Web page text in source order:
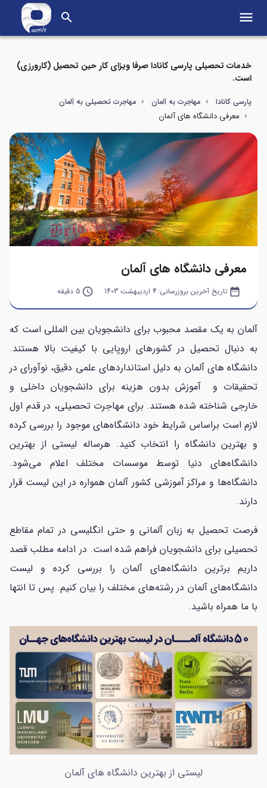
search menu
خدمات تحصیلی پارسی کانادا صرفا ویزای کار حین تحصیل (کارورزی)
است.
پارسی کانادا مهاجرت به آلمان مهاجرت تحصیلی به آلمان
معرفی دانشگاه های آلمان
معرفی دانشگاه های آلمان
date_range تاریخ آخرین بروزرسانی:4 اردیبهشت 1403 query_builder 5 دقیقه
آلمان به یک مقصد محبوب برای دانشجویان بین المللی است که
به دنبال تحصیل در کشورهای اروپایی با کیفیت بالا هستند.
دانشگاه های آلمان به دلیل استانداردهای علمی دقیق، نوآورای در
تحقیقات و آموزش بدون هزینه برای دانشجویان داخلی و
خارجی شناخته شده هستند. برای مهاجرت تحصیلی، در قدم اول
لازم است براساس شرایط خود دانشگاه‌های موجود را بررسی کرده
و بهترین دانشگاه را انتخاب کنید. هرساله لیستی از بهترین
دانشگاه‌های دنیا توسط موسسات مختلف اعلام می‌شود.
دانشگاه‌ها و مراکز آموزشی کشور آلمان همواره در این لیست قرار
دارند.
فرصت تحصیل به زبان آلمانی و حتی انگلیسی در تمام مقاطع
تحصیلی برای دانشجویان فراهم شده است. در ادامه مطلب قصد
داریم برترین دانشگاه‌های آلمان را بررسی کرده و لیست
دانشگاه‌های آلمان در رشته‌های مختلف را بیان کنیم. پس تا انتها
با ما همراه باشید.
لیستی از بهترین دانشگاه های آلمان